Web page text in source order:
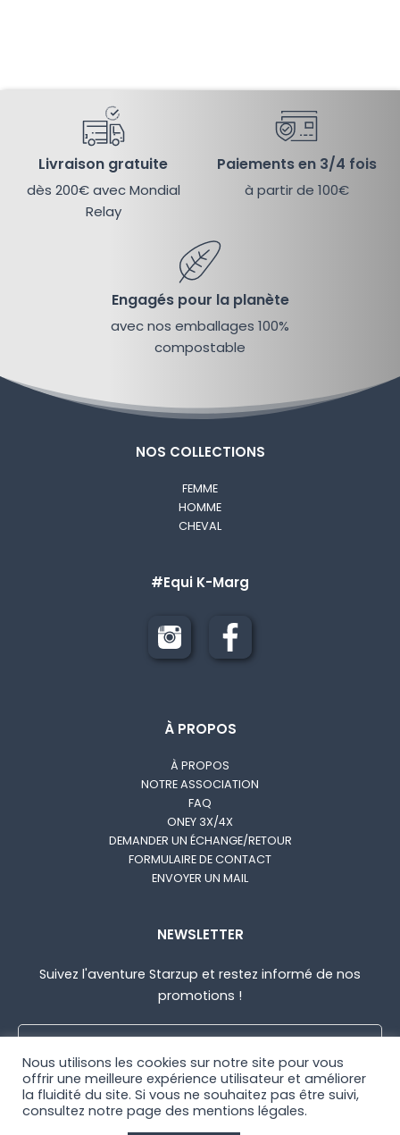
Livraison gratuite
dès 200€ avec Mondial
Relay
Paiements en 3/4 fois
à partir de 100€
Engagés pour la planète
avec nos emballages 100%
compostable
NOS COLLECTIONS
FEMME
HOMME
CHEVAL
#Equi K-Marg
À PROPOS
À PROPOS
NOTRE ASSOCIATION
FAQ
ONEY 3X/4X
DEMANDER UN ÉCHANGE/RETOUR
FORMULAIRE DE CONTACT
ENVOYER UN MAIL
NEWSLETTER
Suivez l'aventure Starzup et restez informé de nos
promotions !
Nous utilisons les cookies sur notre site pour vous
offrir une meilleure expérience utilisateur et améliorer
la fluidité du site. Si vous ne souhaitez pas être suivi,
consultez notre page des mentions légales.